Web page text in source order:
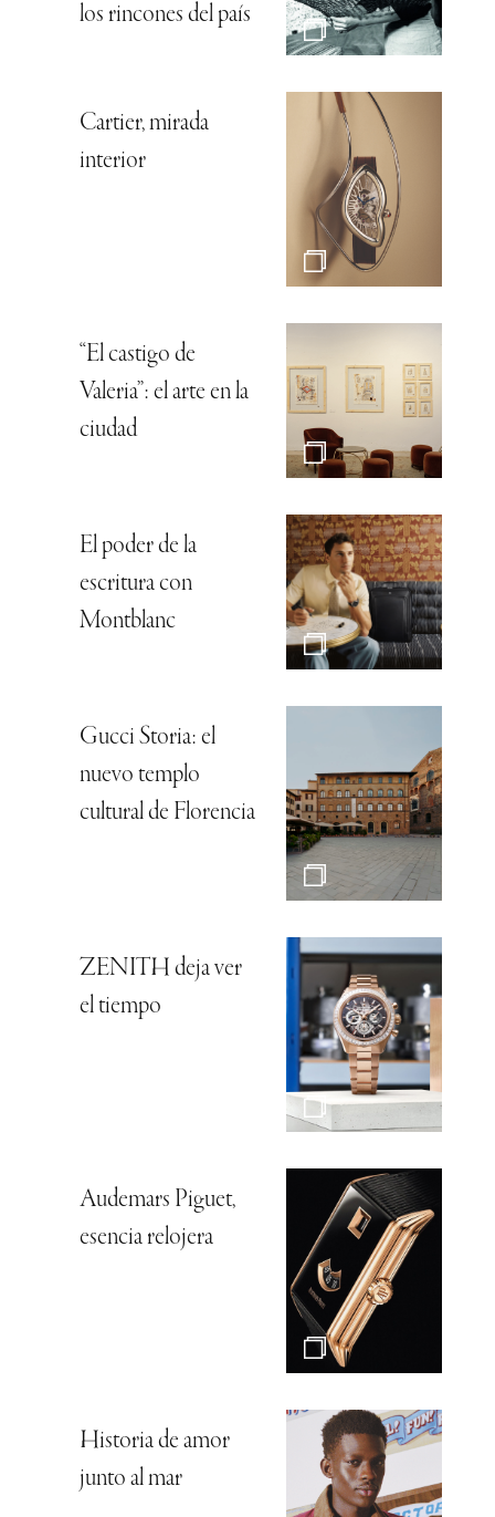
los rincones del país
Cartier, mirada
interior
“El castigo de
Valeria”: el arte en la
ciudad
El poder de la
escritura con
Montblanc
Gucci Storia: el
nuevo templo
cultural de Florencia
ZENITH deja ver
el tiempo
Audemars Piguet,
esencia relojera
Historia de amor
junto al mar